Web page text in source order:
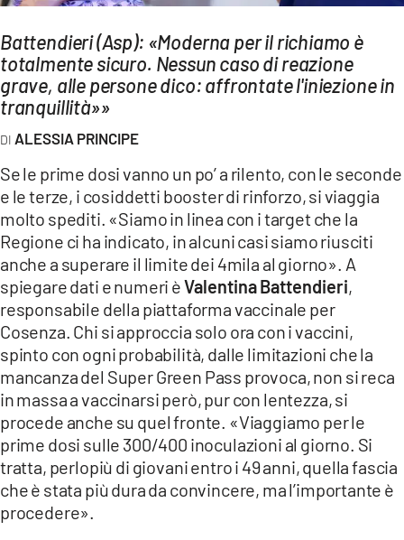
LAC ONAIR
LaC
Network
LACPLAY.IT
LACTV.IT
LACONAIR.IT
LACITYMAG.IT
ILREGGINO.IT
COSENZACHANNEL.IT
ILVIBONESE.IT
CATANZAROCHANNEL.IT
LACAPITALENEWS.IT
App
ANDROID
APPLE
Battendieri (Asp): «Moderna per il richiamo è
totalmente sicuro. Nessun caso di reazione
grave, alle persone dico: affrontate l'iniezione in
tranquillità»»
ALESSIA PRINCIPE
Se le prime dosi vanno un po’ a rilento, con le seconde
e le terze, i cosiddetti booster di rinforzo, si viaggia
molto spediti. «Siamo in linea con i target che la
Regione ci ha indicato, in alcuni casi siamo riusciti
anche a superare il limite dei 4mila al giorno». A
spiegare dati e numeri èValentina Battendieri,
responsabile della piattaforma vaccinale per
Cosenza. Chi si approccia solo ora con i vaccini,
spinto con ogni probabilità, dalle limitazioni che la
mancanza del Super Green Pass provoca, non si reca
in massa a vaccinarsi però, pur con lentezza, si
procede anche su quel fronte. «Viaggiamo per le
prime dosi sulle 300/400 inoculazioni al giorno. Si
tratta, perlopiù di giovani entro i 49 anni, quella fascia
che è stata più dura da convincere, ma l’importante è
procedere».